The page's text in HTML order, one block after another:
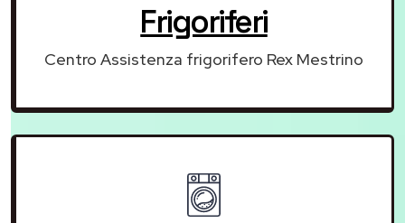
Frigoriferi
Centro Assistenza frigorifero Rex Mestrino